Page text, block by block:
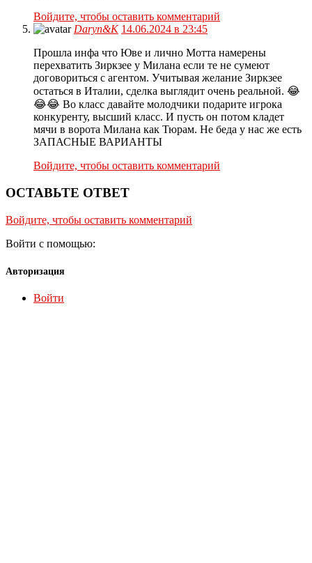
Войдите, чтобы оставить комментарий
Daryn&K 14.06.2024 в 23:45
Прошла инфа что Юве и лично Мотта намерены
перехватить Зиркзее у Милана если те не сумеют
договориться с агентом. Учитывая желание Зиркзее
остаться в Италии, сделка выглядит очень реальной. 😂
😂😂 Во класс давайте молодчики подарите игрока
конкуренту, высший класс. И пусть он потом кладет
мячи в ворота Милана как Тюрам. Не беда у нас же есть
ЗАПАСНЫЕ ВАРИАНТЫ
Войдите, чтобы оставить комментарий
ОСТАВЬТЕ ОТВЕТ
Войдите, чтобы оставить комментарий
Войти с помощью:
Авторизация
Войти